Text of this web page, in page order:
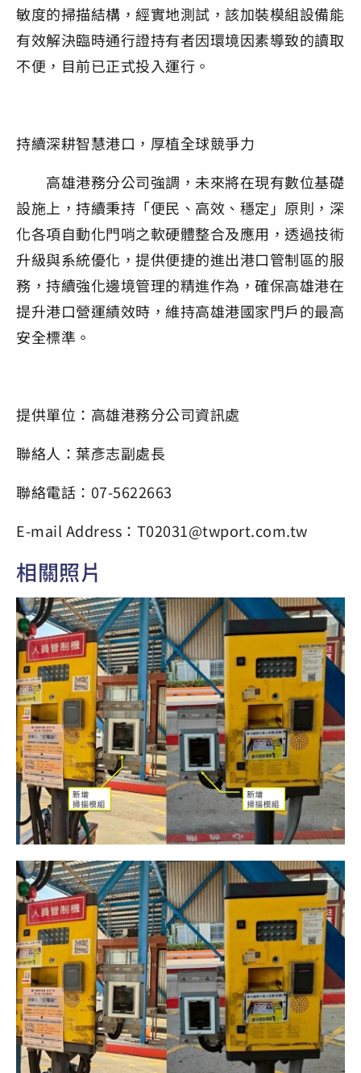
敏度的掃描結構，經實地測試，該加裝模組設備能
有效解決臨時通行證持有者因環境因素導致的讀取
不便，目前已正式投入運行。
持續深耕智慧港口，厚植全球競爭力
高雄港務分公司強調，未來將在現有數位基礎
設施上，持續秉持「便民、高效、穩定」原則，深
化各項自動化門哨之軟硬體整合及應用，透過技術
升級與系統優化，提供便捷的進出港口管制區的服
務，持續強化邊境管理的精進作為，確保高雄港在
提升港口營運績效時，維持高雄港國家門戶的最高
安全標準。
提供單位：高雄港務分公司資訊處
聯絡人：葉彥志副處長
聯絡電話：07-5622663
E-mail Address：T02031@twport.com.tw
相關照片